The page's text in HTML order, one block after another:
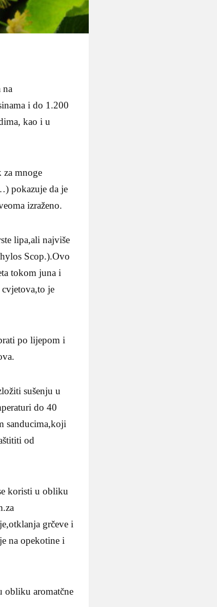
na
i do 1.200
kao i u
za mnoge
pokazuje da je
izraženo.
lipa,ali najviše
Scop.).Ovo
tokom juna i
je
po lijepom i
sušenju u
do 40
sanducima,koji
od
koristi u obliku
grčeve i
na opekotine i
obliku aromatčne